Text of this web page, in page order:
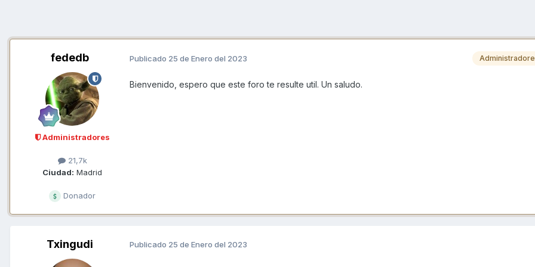
fededb
Administradores
21,7k
Ciudad: Madrid
Donador
Publicado 25 de Enero del 2023
Bienvenido, espero que este foro te resulte util. Un saludo.
Txingudi Publicado 25 de Enero del 2023